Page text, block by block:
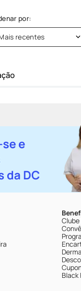
recentes
e
da DC
Clube
Black